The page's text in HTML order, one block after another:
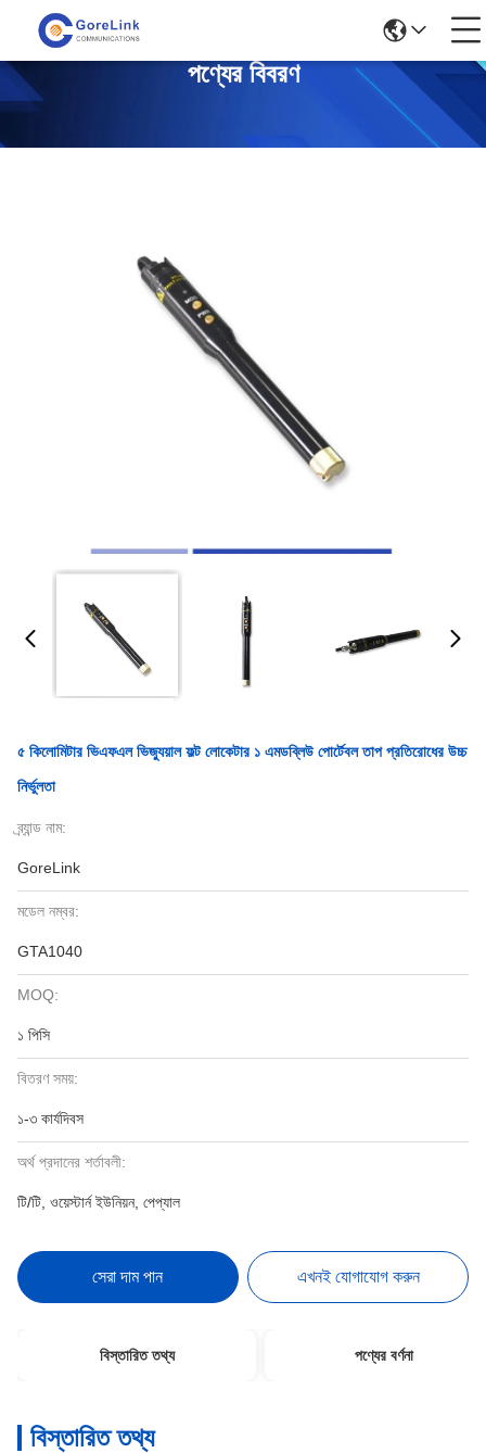
পণ্যের বিবরণ
৫ কিলোমিটার ভিএফএল ভিজ্যুয়াল ফল্ট লোকেটার ১ এমডব্লিউ পোর্টেবল তাপ প্রতিরোধের উচ্চ
নির্ভুলতা
ব্র্যান্ড নাম:
GoreLink
মডেল নম্বর:
GTA1040
MOQ:
১ পিসি
বিতরণ সময়:
১-৩ কার্যদিবস
অর্থ প্রদানের শর্তাবলী:
টি/টি, ওয়েস্টার্ন ইউনিয়ন, পেপ্যাল
সেরা দাম পান এখনই যোগাযোগ করুন
বিস্তারিত তথ্য পণ্যের বর্ণনা
বিস্তারিত তথ্য